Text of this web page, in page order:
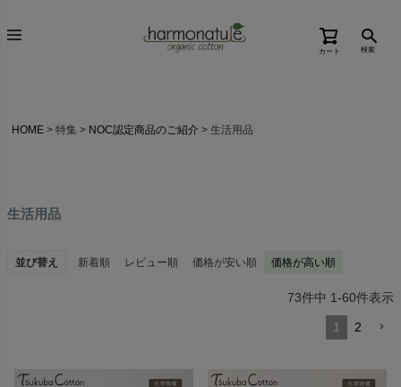
カート 検索
HOME 特集 NOC認定商品のご紹介 生活用品
生活用品
並び替え 新着順 レビュー順 価格が安い順 価格が高い順
73件中 1-60件表示
1 2